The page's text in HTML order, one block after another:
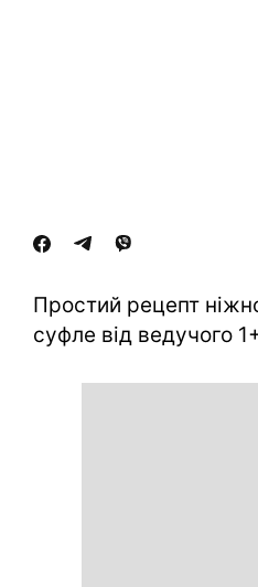
Простий рецепт
суфле від ведучого